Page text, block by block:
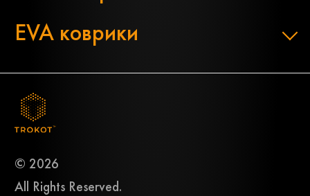
EVA коврики
© 2026
All Rights Reserved.